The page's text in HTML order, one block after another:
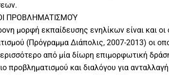
ΠΡΟΒΛΗΜΑΤΙΣΜΟΎ
μορφή εκπαίδευσης ενηλίκων είναι και οι
(Πρόγραμμα Διάπολις, 2007-2013) οι
από μία δίωρη επιμορφωτική
προβληματισμού και διαλόγου για